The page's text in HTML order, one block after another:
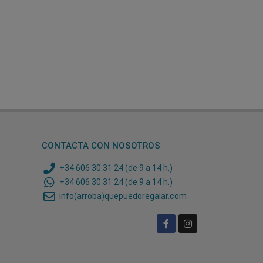
CONTACTA CON NOSOTROS
+34 606 30 31 24 (de 9 a 14 h.)
+34 606 30 31 24 (de 9 a 14 h.)
info(arroba)quepuedoregalar.com